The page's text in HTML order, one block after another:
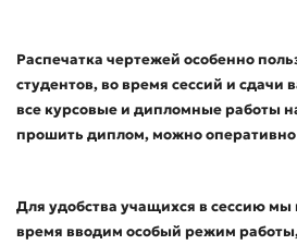
Распечатка чертежей особенно
студентов, во время сессий и сдачи
все курсовые и дипломные работы
прошить диплом, можно оперативно
Для удобства учащихся в сессию мы
время вводим особый режим